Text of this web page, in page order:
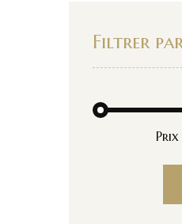
Filtrer
Prix